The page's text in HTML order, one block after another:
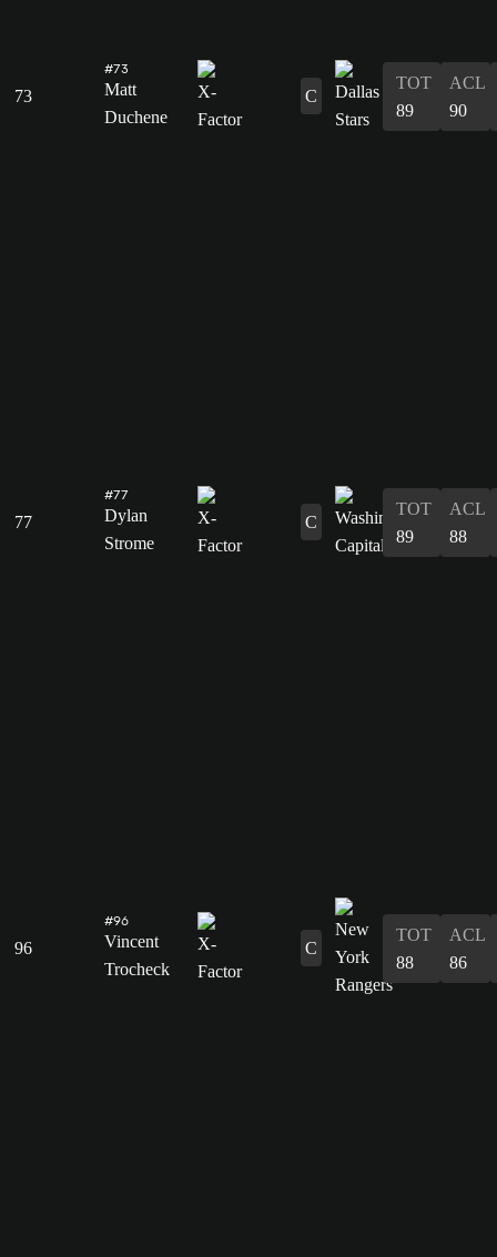
73
#73
Matt
Duchene
C
TOT
89
ACL
90
77
#77
Dylan
Strome
C
TOT
89
ACL
88
96
#96
Vincent
Trocheck
C
TOT
88
ACL
86